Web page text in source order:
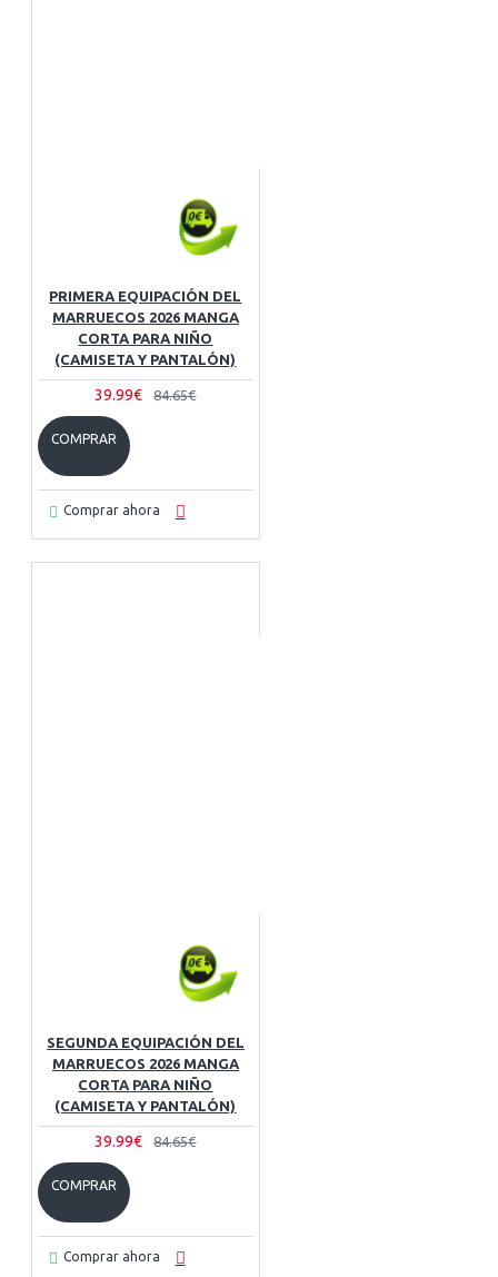
PRIMERA EQUIPACIÓN DEL
MARRUECOS 2026 MANGA
CORTA PARA NIÑO
(CAMISETA Y PANTALÓN)
39.99€ 84.65€
COMPRAR
Comprar ahora
SEGUNDA EQUIPACIÓN DEL
MARRUECOS 2026 MANGA
CORTA PARA NIÑO
(CAMISETA Y PANTALÓN)
39.99€ 84.65€
COMPRAR
Comprar ahora